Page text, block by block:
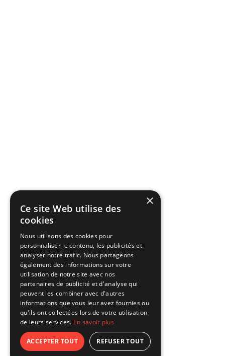
×
Ce site Web utilise des
cookies
Nous utilisons des cookies pour
personnaliser le contenu, les publicités et
analyser notre trafic. Nous partageons
également des informations sur votre
utilisation de notre site avec nos
partenaires de publicité et d'analyse qui
peuvent les combiner avec d'autres
informations que vous leur avez fournies ou
qu'ils ont collectées lors de votre utilisation
de leurs services. En savoir plus
ACCEPTER TOUT REFUSER TOUT